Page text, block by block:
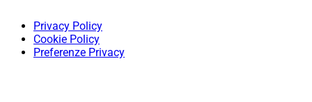
Privacy Policy
Cookie Policy
Preferenze Privacy